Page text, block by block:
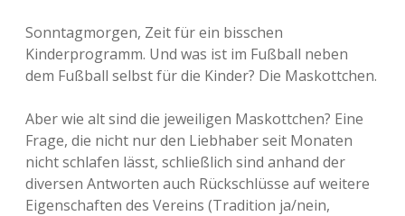
Sonntagmorgen, Zeit für ein bisschen
Kinderprogramm. Und was ist im Fußball neben
dem Fußball selbst für die Kinder? Die Maskottchen.
Aber wie alt sind die jeweiligen Maskottchen? Eine
Frage, die nicht nur den Liebhaber seit Monaten
nicht schlafen lässt, schließlich sind anhand der
diversen Antworten auch Rückschlüsse auf weitere
Eigenschaften des Vereins (Tradition ja/nein,